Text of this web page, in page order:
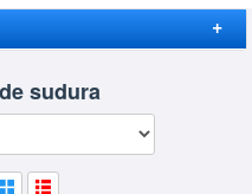
sudura